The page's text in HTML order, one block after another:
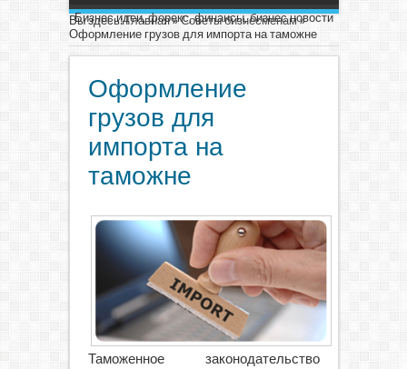
Бизнес идеи, форекс, финансы, бизнес новости
Вы здесь:Главная»Советы бизнесменам»
Оформление грузов для импорта на таможне
Оформление
грузов для
импорта на
таможне
Таможенное законодательство